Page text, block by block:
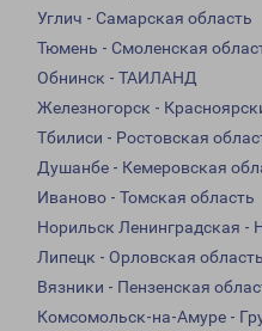
Углич - Самарская область
Тюмень - Смоленская
Обнинск - ТАИЛАНД
Железногорск -
Тбилиси - Ростовская
Душанбе - Кемеровская
Иваново - Томская область
Норильск Ленинградская -
Липецк - Орловская область
Вязники - Пензенская
Комсомольск-на-Амуре -